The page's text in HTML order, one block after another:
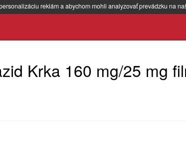
reklám a abychom mohli analyzovať prevádzku na
Krka 160 mg/25 mg